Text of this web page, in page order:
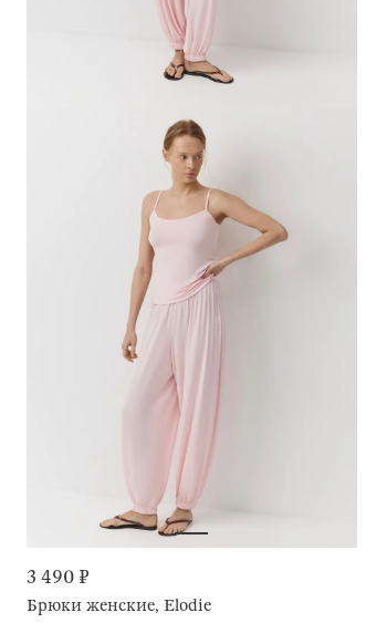
3 490 ₽
Брюки женские, Elodie